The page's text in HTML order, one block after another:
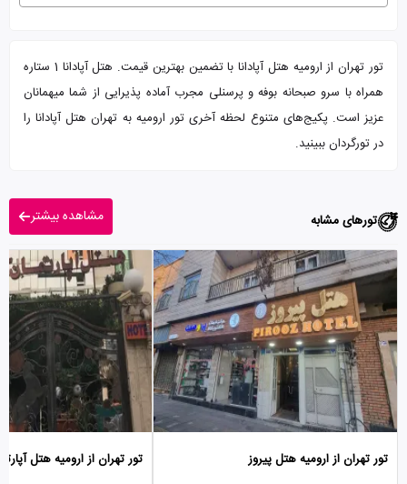
تور تهران از ارومیه هتل آپادانا با تضمین بهترین قیمت. هتل آپادانا 1 ستاره
همراه با سرو صبحانه بوفه و پرسنلی مجرب آماده پذیرایی از شما میهمانان
عزیز است. پکیج‌های متنوع لحظه آخری تور ارومیه به تهران هتل آپادانا را
در تورگردان ببینید.
تورهای مشابه مشاهده بیشتر
تور تهران از ارومیه هتل پیروز تور تهران از ارومیه هتل